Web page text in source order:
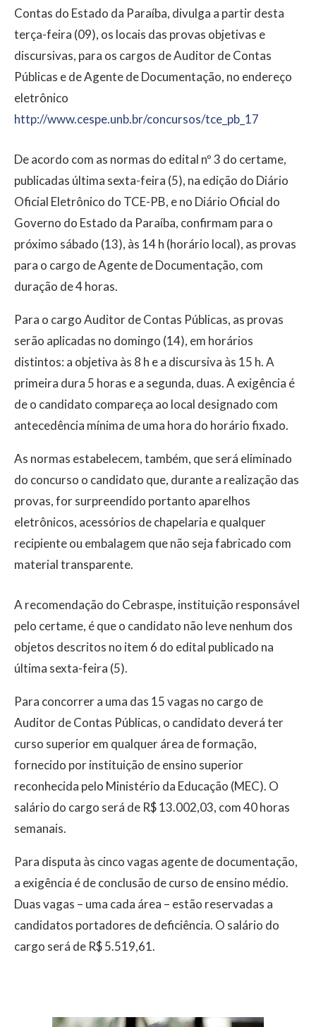
Contas do Estado da Paraíba, divulga a partir desta
terça-feira (09), os locais das provas objetivas e
discursivas, para os cargos de Auditor de Contas
Públicas e de Agente de Documentação, no endereço
eletrônico
http://www.cespe.unb.br/concursos/tce_pb_17
De acordo com as normas do edital nº 3 do certame,
publicadas última sexta-feira (5), na edição do Diário
Oficial Eletrônico do TCE-PB, e no Diário Oficial do
Governo do Estado da Paraíba, confirmam para o
próximo sábado (13), às 14 h (horário local), as provas
para o cargo de Agente de Documentação, com
duração de 4 horas.
Para o cargo Auditor de Contas Públicas, as provas
serão aplicadas no domingo (14), em horários
distintos: a objetiva às 8 h e a discursiva às 15 h. A
primeira dura 5 horas e a segunda, duas. A exigência é
de o candidato compareça ao local designado com
antecedência mínima de uma hora do horário fixado.
As normas estabelecem, também, que será eliminado
do concurso o candidato que, durante a realização das
provas, for surpreendido portanto aparelhos
eletrônicos, acessórios de chapelaria e qualquer
recipiente ou embalagem que não seja fabricado com
material transparente.
A recomendação do Cebraspe, instituição responsável
pelo certame, é que o candidato não leve nenhum dos
objetos descritos no item 6 do edital publicado na
última sexta-feira (5).
Para concorrer a uma das 15 vagas no cargo de
Auditor de Contas Públicas, o candidato deverá ter
curso superior em qualquer área de formação,
fornecido por instituição de ensino superior
reconhecida pelo Ministério da Educação (MEC). O
salário do cargo será de R$ 13.002,03, com 40 horas
semanais.
Para disputa às cinco vagas agente de documentação,
a exigência é de conclusão de curso de ensino médio.
Duas vagas – uma cada área – estão reservadas a
candidatos portadores de deficiência. O salário do
cargo será de R$ 5.519,61.